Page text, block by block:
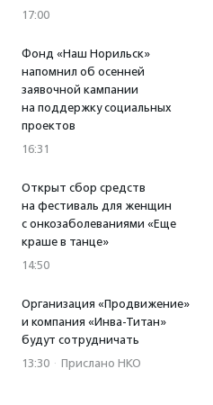
17:00
Фонд «Наш Норильск»
напомнил об осенней
заявочной кампании
на поддержку социальных
проектов
16:31
Открыт сбор средств
на фестиваль для женщин
с онкозаболеваниями «Еще
краше в танце»
14:50
Организация «Продвижение»
и компания «Инва-Титан»
будут сотрудничать
13:30 · Прислано НКО